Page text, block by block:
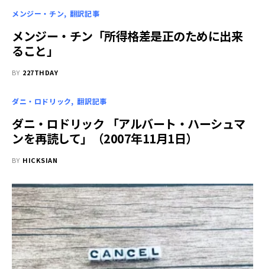
メンジー・チン 翻訳記事
メンジー・チン「所得格差是正のために出来
ること」
BY 227THDAY
ダニ・ロドリック 翻訳記事
ダニ・ロドリック 「アルバート・ハーシュマ
ンを再読して」（2007年11月1日）
BY HICKSIAN